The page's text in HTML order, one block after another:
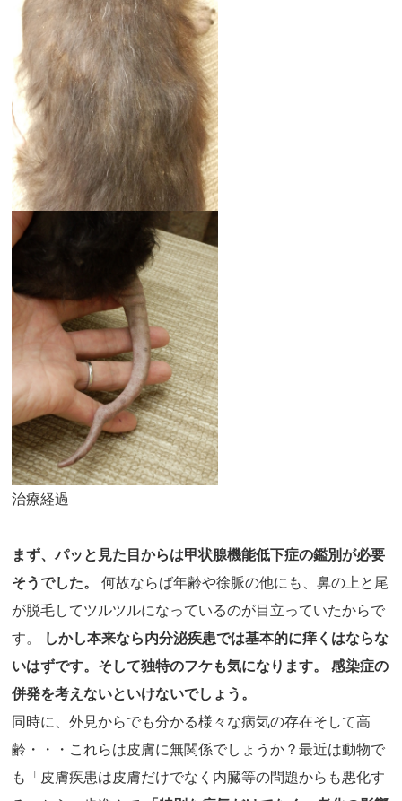
治療経過
まず、パッと見た目からは甲状腺機能低下症の鑑別が必要
そうでした。
何故ならば年齢や徐脈の他にも、鼻の上と尾
が脱毛してツルツルになっているのが目立っていたからで
す。
しかし本来なら内分泌疾患では基本的に痒くはならな
いはずです。そして独特のフケも気になります。 感染症の
併発を考えないといけないでしょう。
同時に、外見からでも分かる様々な病気の存在そして高
齢・・・これらは皮膚に無関係でしょうか？最近は動物で
も「皮膚疾患は皮膚だけでなく内臓等の問題からも悪化す